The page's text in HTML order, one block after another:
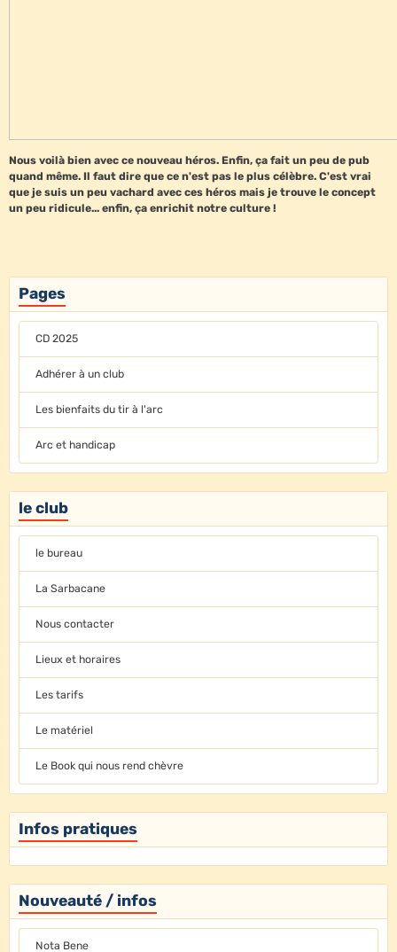
Nous voilà bien avec ce nouveau héros. Enfin, ça fait un peu de pub
quand même. Il faut dire que ce n'est pas le plus célèbre. C'est vrai
que je suis un peu vachard avec ces héros mais je trouve le concept
un peu ridicule... enfin, ça enrichit notre culture !
Pages
CD 2025
Adhérer à un club
Les bienfaits du tir à l'arc
Arc et handicap
le club
le bureau
La Sarbacane
Nous contacter
Lieux et horaires
Les tarifs
Le matériel
Le Book qui nous rend chèvre
Infos pratiques
Nouveauté / infos
Nota Bene